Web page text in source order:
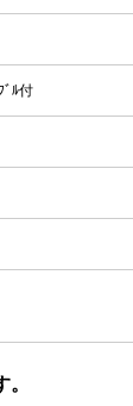
ﾞﾙ付